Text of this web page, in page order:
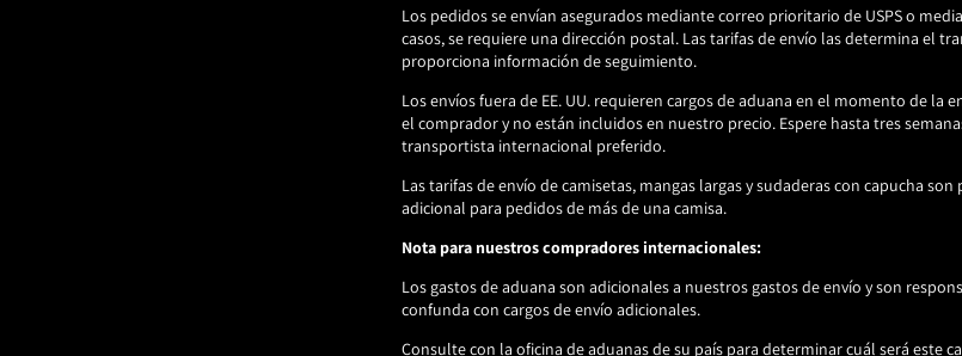
Los pedidos se envían asegurados mediante correo prioritario de USPS o
casos, se requiere una dirección postal. Las tarifas de envío las determina el
proporciona información de seguimiento.
Los envíos fuera de EE. UU. requieren cargos de aduana en el momento de la
el comprador y no están incluidos en nuestro precio. Espere hasta tres
transportista internacional preferido.
Las tarifas de envío de camisetas, mangas largas y sudaderas con capucha
adicional para pedidos de más de una camisa.
Nota para nuestros compradores internacionales:
Los gastos de aduana son adicionales a nuestros gastos de envío y son
confunda con cargos de envío adicionales.
Consulte con la oficina de aduanas de su país para determinar cuál será este